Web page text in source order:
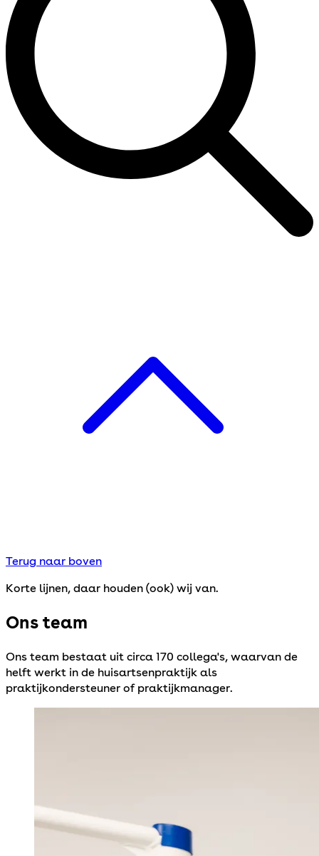
Terug naar boven
Korte lijnen, daar houden (ook) wij van.
Ons team
Ons team bestaat uit circa 170 collega's, waarvan de
helft werkt in de huisartsenpraktijk als
praktijkondersteuner of praktijkmanager.